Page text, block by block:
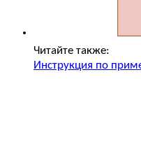
Читайте также:
Инструкция по